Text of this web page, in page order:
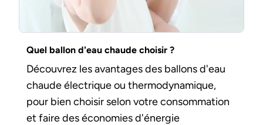
Quel ballon d'eau chaude choisir ?
Découvrez les avantages des ballons d'eau
chaude électrique ou thermodynamique,
pour bien choisir selon votre consommation
et faire des économies d'énergie